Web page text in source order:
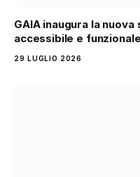
GAIA inaugura la
accessibile e funzionale
29 LUGLIO 2026